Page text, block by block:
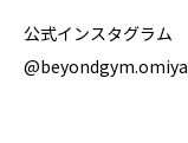
公式インスタグラム
@beyondgym.omiya